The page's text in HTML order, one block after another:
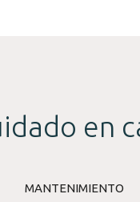
en
MANTENIMIENTO